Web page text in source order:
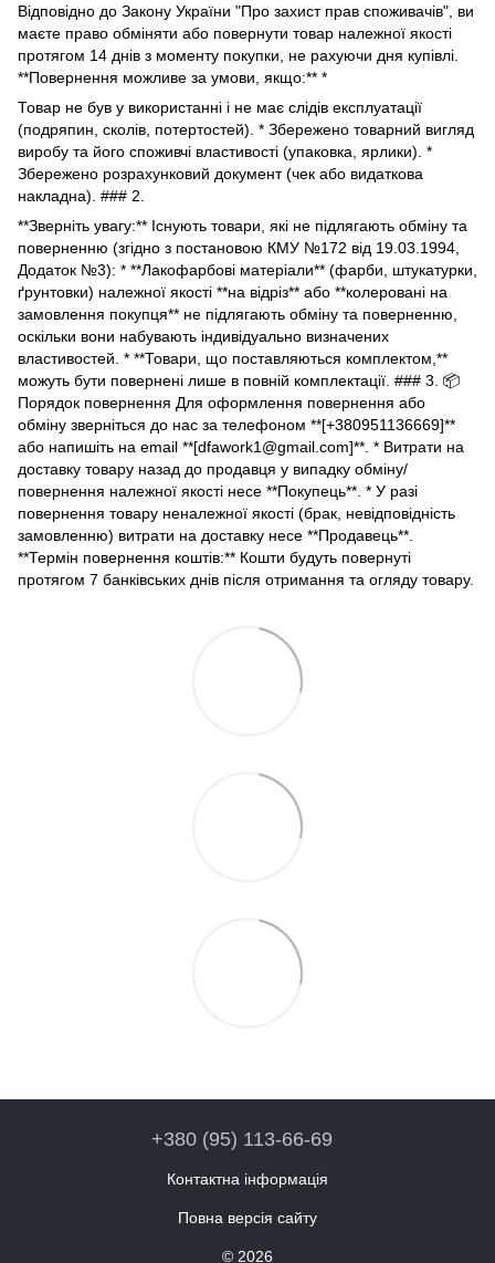
Відповідно до Закону України "Про захист прав споживачів", ви
маєте право обміняти або повернути товар належної якості
протягом 14 днів з моменту покупки, не рахуючи дня купівлі.
**Повернення можливе за умови, якщо:** *
Товар не був у використанні і не має слідів експлуатації
(подряпин, сколів, потертостей). * Збережено товарний вигляд
виробу та його споживчі властивості (упаковка, ярлики). *
Збережено розрахунковий документ (чек або видаткова
накладна). ### 2.
**Зверніть увагу:** Існують товари, які не підлягають обміну та
поверненню (згідно з постановою КМУ №172 від 19.03.1994,
Додаток №3): * **Лакофарбові матеріали** (фарби, штукатурки,
ґрунтовки) належної якості **на відріз** або **колеровані на
замовлення покупця** не підлягають обміну та поверненню,
оскільки вони набувають індивідуально визначених
властивостей. * **Товари, що поставляються комплектом,**
можуть бути повернені лише в повній комплектації. ### 3. 📦
Порядок повернення Для оформлення повернення або
обміну зверніться до нас за телефоном **[+380951136669]**
або напишіть на email **[dfawork1@gmail.com]**. * Витрати на
доставку товару назад до продавця у випадку обміну/
повернення належної якості несе **Покупець**. * У разі
повернення товару неналежної якості (брак, невідповідність
замовленню) витрати на доставку несе **Продавець**.
**Термін повернення коштів:** Кошти будуть повернуті
протягом 7 банківських днів після отримання та огляду товару.
+380 (95) 113-66-69
Контактна інформація
Повна версія сайту
© 2026